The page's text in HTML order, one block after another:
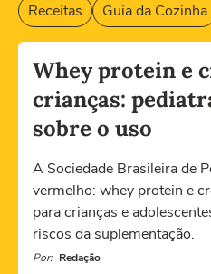
Receitas Guia da Cozinha
Whey protein e
crianças:
sobre o uso
A Sociedade Brasileira de
vermelho: whey protein e
para crianças e
riscos da suplementação.
Por: Redação